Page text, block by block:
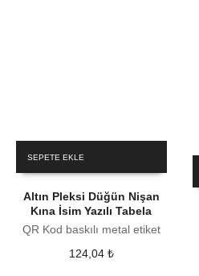
SEPETE EKLE
Altın Pleksi Düğün Nişan
Kına İsim Yazılı Tabela
QR Kod baskılı metal etiket
124,04 ₺